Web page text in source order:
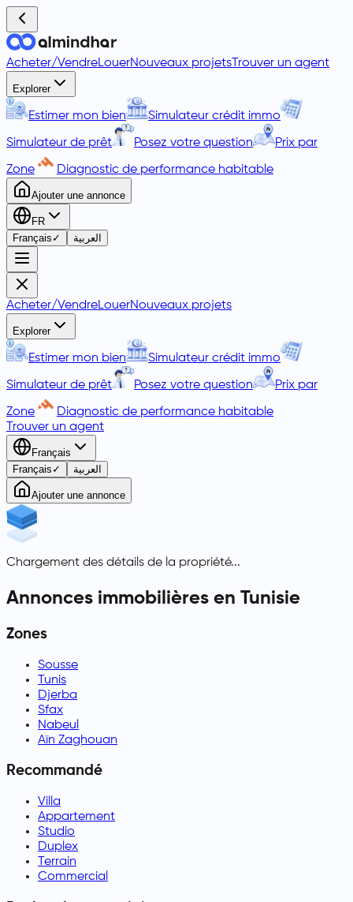
Acheter/VendreLouerNouveaux projets Trouver un agent
Explorer
Estimer mon bien Simulateur crédit immo
Simulateur de prêt Posez votre question Prix par
Zone Diagnostic de performance habitable
Ajouter une annonce
FR
Français ✓ العربية
Acheter/VendreLouerNouveaux projets
Explorer
Estimer mon bien Simulateur crédit immo
Simulateur de prêt Posez votre question Prix par
Zone
Diagnostic de performance habitable
Trouver un agent
Français
Français ✓ العربية
Ajouter une annonce
Chargement des détails de la propriété...
Annonces immobilières en Tunisie
Zones
Sousse
Tunis
Djerba
Sfax
Nabeul
Aïn Zaghouan
Recommandé
Villa
Appartement
Studio
Duplex
Terrain
Commercial